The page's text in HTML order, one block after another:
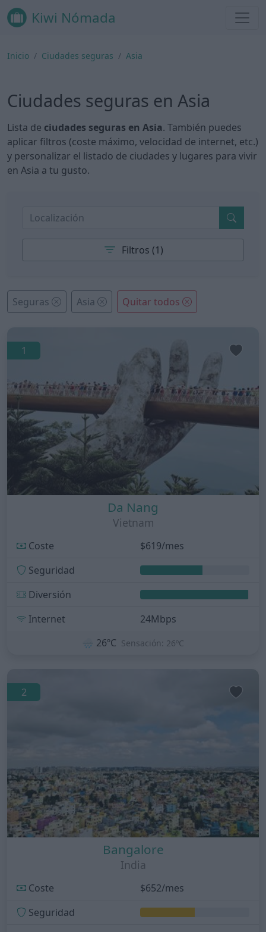
Kiwi Nómada
Inicio Ciudades seguras Asia
Ciudades seguras en Asia
Lista de ciudades seguras en Asia. También puedes
aplicar filtros (coste máximo, velocidad de internet, etc.)
y personalizar el listado de ciudades y lugares para vivir
en Asia a tu gusto.
Filtros (1)
Seguras Asia Quitar todos
1
Da Nang
Vietnam
Coste
$619/mes
Seguridad
Diversión
Internet
24Mbps
🌧️ 26ºC Sensación: 26ºC
2
Bangalore
India
Coste
$652/mes
Seguridad